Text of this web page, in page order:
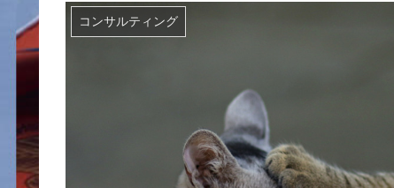
コンサルティング